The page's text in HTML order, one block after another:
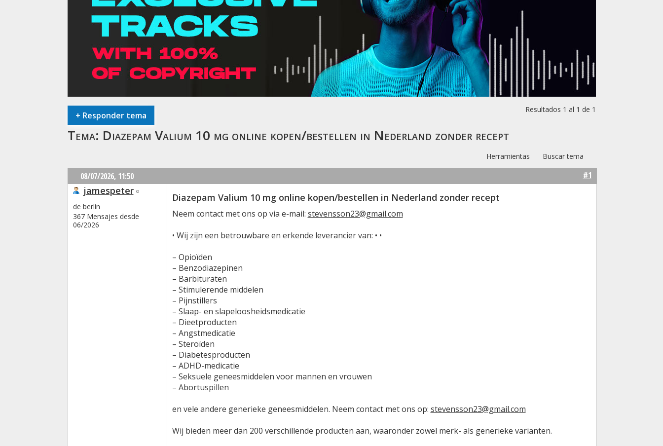
+ Responder tema
Resultados 1 al 1 de 1
Tema: Diazepam Valium 10 mg online kopen/bestellen in Nederland zonder recept
Herramientas Buscar tema
08/07/2026, 11:50 #1
jamespeter
de berlin
367 Mensajes desde
06/2026
Diazepam Valium 10 mg online kopen/bestellen in Nederland zonder recept
Neem contact met ons op via e-mail: stevensson23@gmail.com
• Wij zijn een betrouwbare en erkende leverancier van: • •
– Opioïden
– Benzodiazepinen
– Barbituraten
– Stimulerende middelen
– Pijnstillers
– Slaap- en slapeloosheidsmedicatie
– Dieetproducten
– Angstmedicatie
– Steroïden
– Diabetesproducten
– ADHD-medicatie
– Seksuele geneesmiddelen voor mannen en vrouwen
– Abortuspillen
en vele andere generieke geneesmiddelen. Neem contact met ons op: stevensson23@gmail.com
Wij bieden meer dan 200 verschillende producten aan, waaronder zowel merk- als generieke varianten.